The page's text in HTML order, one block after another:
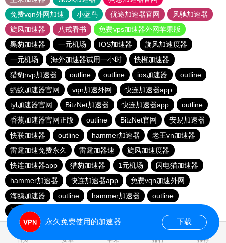
免费vqn外网加速
小蓝鸟 优途加速器官网
风驰加速器
旋风加速器
八戒看书
免费vps加速器外网苹果版
黑豹加速器
一元机场 IOS加速器
旋风加速度器
一元机场
海外加速器试用一小时
快橙加速器
猎豹nvp加速器
outline outline ios加速器
outline
蚂蚁加速器官网
vqn加速外网
快连加速器app
tyl加速器官网
BitzNet加速器 快连加速器app
outline
香蕉加速器官网正版
outline BitzNet官网
安易加速器
快联加速器
outline hammer加速器
老王vn加速器
雷霆加速免费永久
雷霆加器速
旋风加速度器
快连加速器app
猎豹加速器 1元机场
闪电猫加速器
hammer加速器
快连加速器app
免费vqn加速外网
海鸥加速器
outline hammer加速器
outline
闪电猫加速器
首页 安卓 苹果 排行 推荐
永久免费使用的加速器 下载
1.189755s